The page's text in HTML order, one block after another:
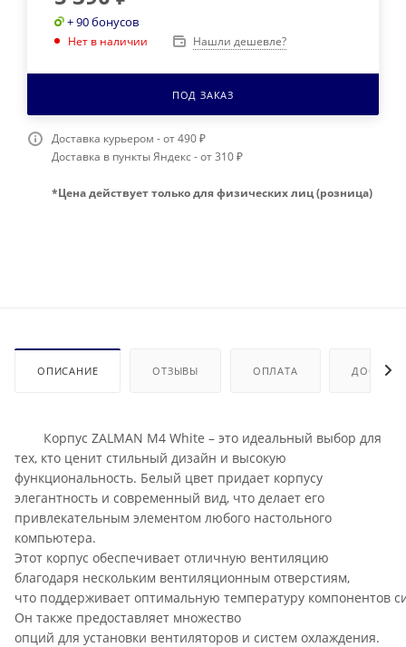
+ 90 бонусов
Нет в наличии Нашли дешевле?
ПОД ЗАКАЗ
Доставка курьером - от 490 ₽
Доставка в пункты Яндекс - от 310 ₽
*Цена действует только для физических лиц (розница)
ОПИСАНИЕ ОТЗЫВЫ ОПЛАТА
Корпус ZALMAN M4 White – это идеальный выбор для
тех, кто ценит стильный дизайн и высокую
функциональность. Белый цвет придает корпусу
элегантность и современный вид, что делает его
привлекательным элементом любого настольного
компьютера.
Этот корпус обеспечивает отличную вентиляцию
благодаря нескольким вентиляционным отверстиям,
что поддерживает оптимальную температуру компонентов
Он также предоставляет множество
опций для установки вентиляторов и систем охлаждения.